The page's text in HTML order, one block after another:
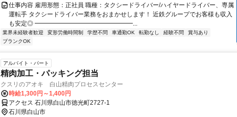
仕事内容 雇用形態：正社員 職種：タクシードライバー/ハイヤードライバー、専属
運転手 タクシードライバー業務をおまかせします！ 近鉄グループでお客様も収入
も安定◎ ━━━━━━━━━━━━━━━━...
業界未経験者歓迎 変形労働時間制 学歴不問 車通勤OK 転勤なし 経験不問
賞与あり
ブランクOK
アルバイト・パート
精肉加工・パッキング担当
クスリのアオキ 白山精肉プロセスセンター
時給1,300円～1,400円
アクセス 石川県白山市徳光町2727-1
石川県白山市